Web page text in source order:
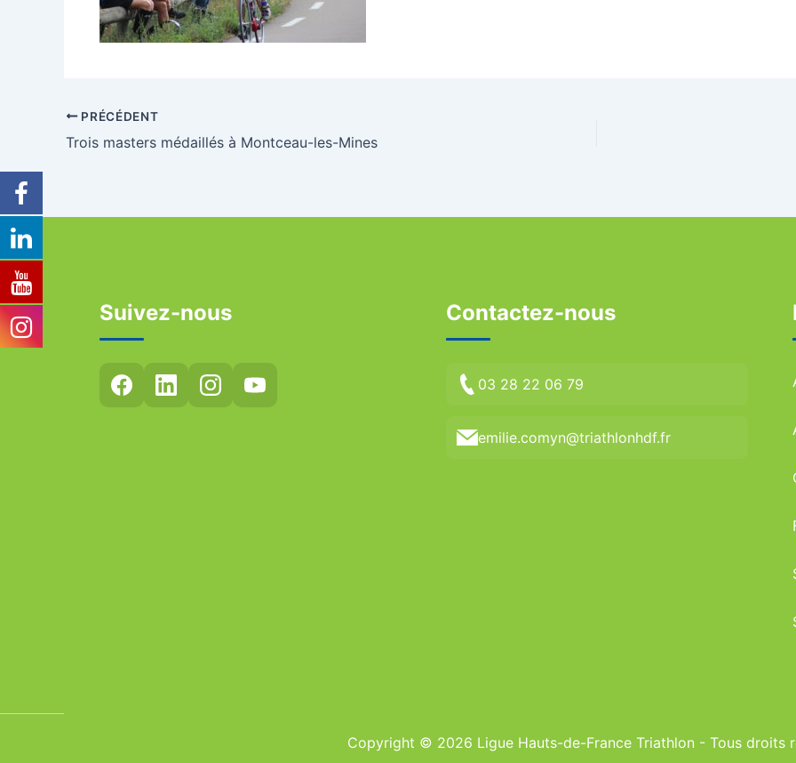
PRÉCÉDENT
Trois masters médaillés à Montceau-les-Mines
Suivez-nous Contactez-nous
03 28 22 06 79
emilie.comyn@triathlonhdf.fr
Copyright © 2026 Ligue Hauts-de-France Triathlon - Tous droits